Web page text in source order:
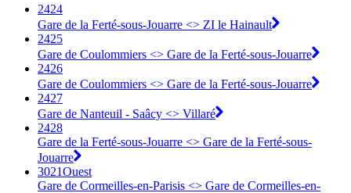
2424
Gare de la Ferté-sous-Jouarre <> ZI le Hainault
2425
Gare de Coulommiers <> Gare de la Ferté-sous-Jouarre
2426
Gare de Coulommiers <> Gare de la Ferté-sous-Jouarre
2427
Gare de Nanteuil - Saâcy <> Villaré
2428
Gare de la Ferté-sous-Jouarre <> Gare de la Ferté-sous-
Jouarre
3021Ouest
Gare de Cormeilles-en-Parisis <> ︎Gare de Cormeilles-en-